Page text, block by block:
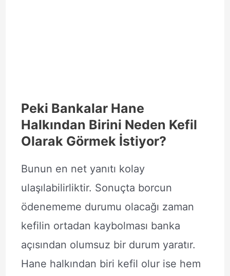
Peki Bankalar Hane
Halkından Birini Neden Kefil
Olarak Görmek İstiyor?
Bunun en net yanıtı kolay
ulaşılabilirliktir. Sonuçta borcun
ödenememe durumu olacağı zaman
kefilin ortadan kaybolması banka
açısından olumsuz bir durum yaratır.
Hane halkından biri kefil olur ise hem